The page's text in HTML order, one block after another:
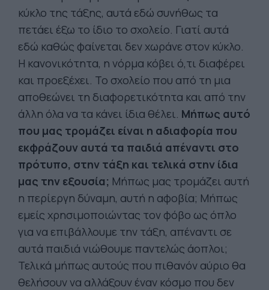
κύκλο της τάξης, αυτά εδώ συνήθως τα
πετάει έξω το ίδιο το σχολείο. Γιατί αυτά
εδώ καθώς φαίνεται δεν χωράνε στον κύκλο.
Η κανονικότητα, η νόρμα κόβει ό,τι διαφέρει
και προεξέχει. Το σχολείο που από τη μια
αποθεώνει τη διαφορετικότητα και από την
άλλη όλα να τα κάνει ίδια θέλει. Μήπως αυτό
που μας τρομάζει είναι η αδιαφορία που
εκφράζουν αυτά τα παιδιά απέναντι στο
πρότυπο, στην τάξη και τελικά στην ίδια
μας την εξουσία; Μήπως μας τρομάζει αυτή
η περίεργη δύναμη, αυτή η αφοβία; Μήπως
εμείς χρησιμοποιώντας τον φόβο ως όπλο
για να επιβάλλουμε την τάξη, απέναντι σε
αυτά παιδιά νιώθουμε παντελώς άοπλοι;
Τελικά μήπως αυτούς που πιθανόν αύριο θα
θελήσουν να αλλάξουν έναν κόσμο που δεν